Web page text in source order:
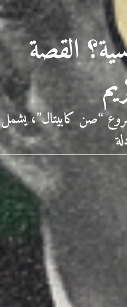
القصة
“صن كابيتال”، يشمل